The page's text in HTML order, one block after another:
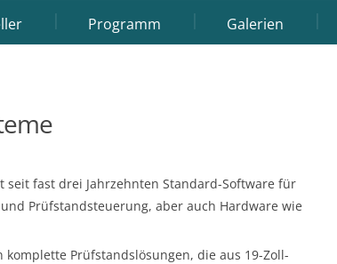
Programm Galerien
seit fast drei Jahrzehnten Standard-Software für
Prüfstandsteuerung, aber auch Hardware wie
Prüfstandslösungen, die aus 19-Zoll-